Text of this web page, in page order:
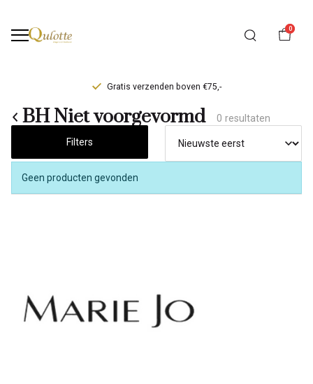
0
Gratis verzenden boven €75,-
BH
voorgevormd
BH Niet voorgevormd 0 resultaten
Filters
Geen producten gevonden